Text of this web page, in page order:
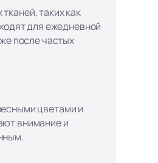
таких как
для ежедневной
после частых
цветами и
внимание и